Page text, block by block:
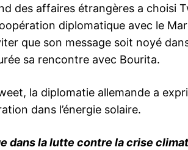
des affaires étrangères a choisi
diplomatique avec le
que son message soit noyé
sa rencontre avec Bourita.
la diplomatie allemande a
dans l’énergie solaire.
dans la lutte contre la crise